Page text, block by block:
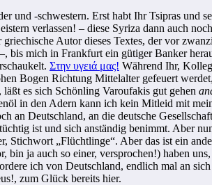
und -schwestern. Erst habt Ihr Tsipras und
verlassen! – diese Syriza dann auch
Autor dieses Textes, der vor
mich in Frankfurt ein gütiger Banker
Στην υγειά μας! Während Ihr,
Bogen Richtung Mittelalter gefeuert
es sich Schönling Varoufakis gut gehen
in den Adern kann ich kein Mitleid mit
Deutschland, an die deutsche
ist und sich anständig benimmt. Aber
Stichwort „Flüchtlinge“. Aber das ist ein
ja auch so einer, versprochen!) haben
ich von Deutschland, endlich mal an
zum Glück bereits hier.